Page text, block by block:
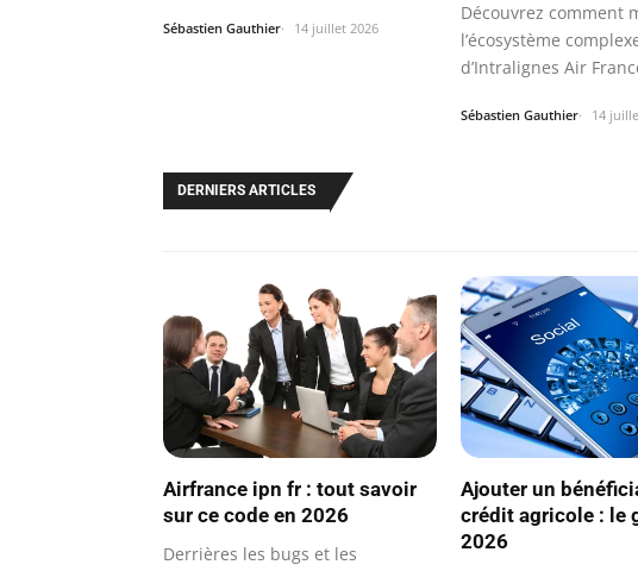
Sébastien Gauthier 14 juillet 2026
Découvrez comment
l’écosystème
d’Intralignes Air
Sébastien Gauthier 14
DERNIERS ARTICLES
Airfrance ipn fr : tout savoir
sur ce code en 2026
Derrières les bugs et les
Ajouter un
crédit agricole : le
2026